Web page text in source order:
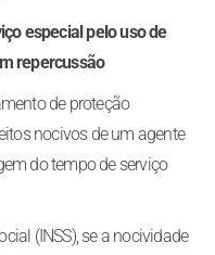
especial pelo uso de
repercussão
de proteção
nocivos de um agente
do tempo de serviço
(INSS), se a nocividade